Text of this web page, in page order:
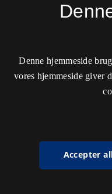
Denne hjemmeside
vores hjemmeside giver
Accepter